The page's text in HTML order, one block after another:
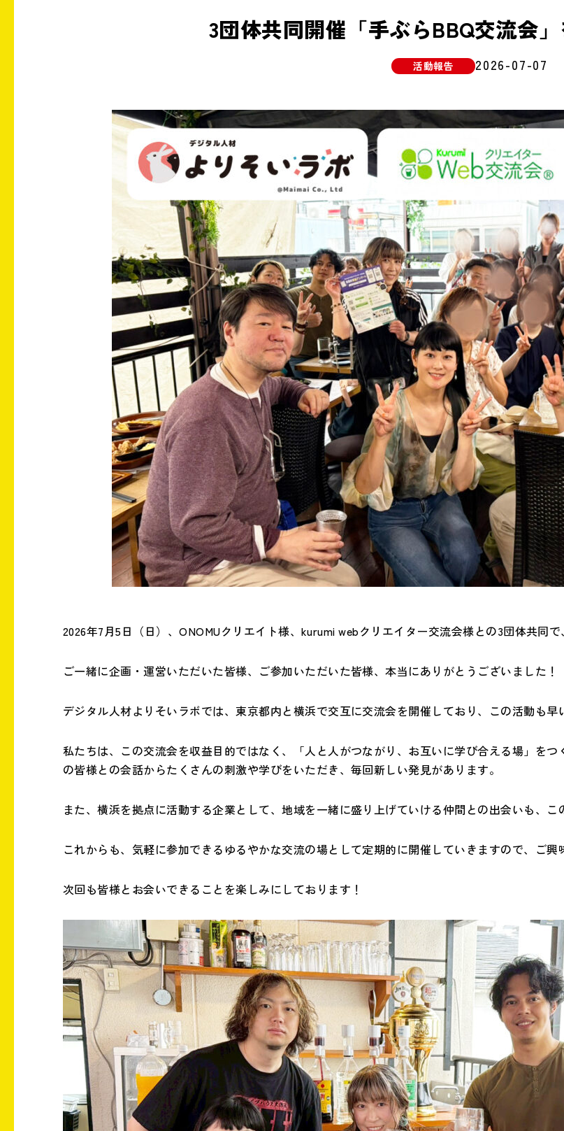
3団体共同開催「手ぶらBBQ交流会」
活動報告 2026-07-07
2026年7月5日（日）、ONOMUクリエイト様、kurumi webクリエイター交流会様との3団体共同
ご一緒に企画・運営いただいた皆様、ご参加いただいた皆様、本当にありがとうございました！
デジタル人材よりそいラボでは、東京都内と横浜で交互に交流会を開催しており、この活動も早
私たちは、この交流会を収益目的ではなく、「人と人がつながり、お互いに学び合える場」を
の皆様との会話からたくさんの刺激や学びをいただき、毎回新しい発見があります。
また、横浜を拠点に活動する企業として、地域を一緒に盛り上げていける仲間との出会いも、こ
これからも、気軽に参加できるゆるやかな交流の場として定期的に開催していきますので、ご興
次回も皆様とお会いできることを楽しみにしております！